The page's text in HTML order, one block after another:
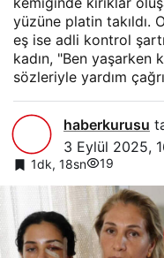
yüzüne platin takıldı.
eş ise adli kontrol
kadın, "Ben yaşarken
sözleriyle yardım
haberkurusu
3 Eylül 2025,
1dk, 18sn 19